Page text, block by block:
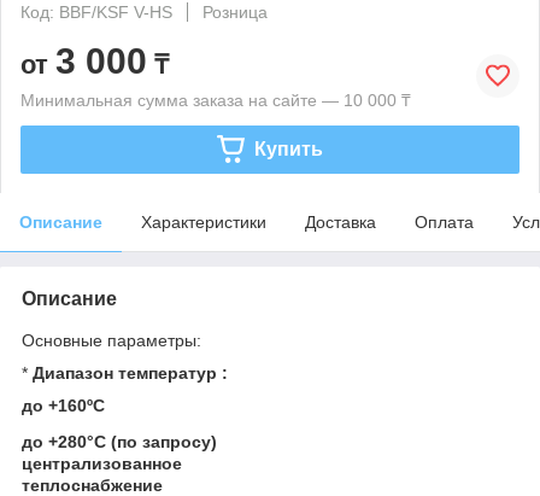
Код: BBF/KSF V-HS
Розница
от 3 000 ₸
Минимальная сумма заказа на сайте — 10 000 ₸
Купить
Описание Характеристики Доставка Оплата
Описание
Основные параметры:
* Диапазон температур :
до +160ºС
до +280°С (по запросу)
централизованное
теплоснабжение